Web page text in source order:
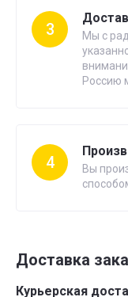
3
Мы с
Россию
4
Вы
Доставка
Курьерская